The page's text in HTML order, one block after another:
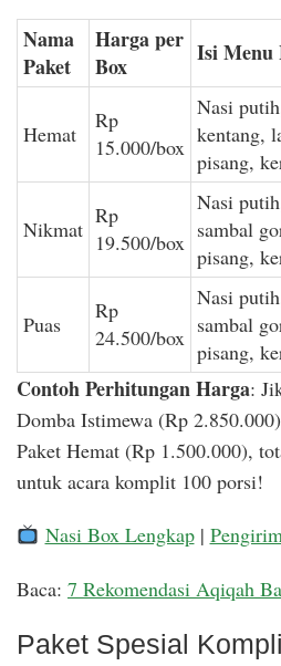
Nama
Paket
Harga per
Box
Isi Menu
Hemat
Rp
15.000/box
Nasi
kentang,
pisang,
Nikmat
Rp
19.500/box
Nasi
sambal
pisang,
Puas
Rp
24.500/box
Nasi
sambal
pisang,
Contoh Perhitungan Harga:
Domba Istimewa (Rp
Paket Hemat (Rp 1.500.000),
untuk acara komplit 100 porsi!
Nasi Box Lengkap|
Baca: 7 Rekomendasi Aqiqah
Paket Spesial